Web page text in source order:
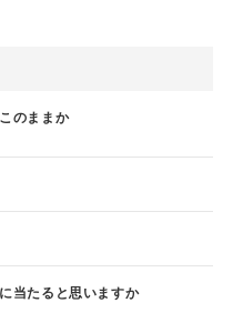
のままか
当たると思いますか